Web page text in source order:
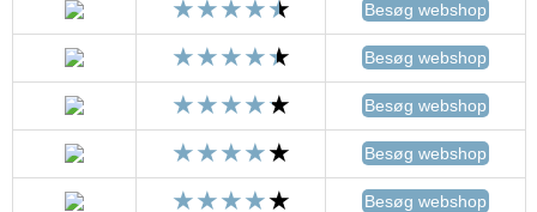
Besøg webshop
Besøg webshop
Besøg webshop
Besøg webshop
Besøg webshop